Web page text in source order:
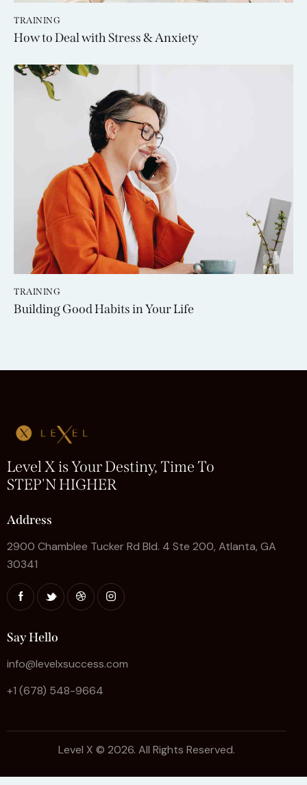
TRAINING
How to Deal with Stress & Anxiety
TRAINING
Building Good Habits in Your Life
Level X is Your Destiny, Time To
STEP'N HIGHER
Address
2900 Chamblee Tucker Rd Bld. 4 Ste 200, Atlanta, GA
30341
Say Hello
info@levelxsuccess.com
+1 (678) 548-9664
Level X © 2026. All Rights Reserved.